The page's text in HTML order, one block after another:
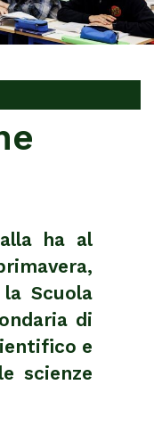
ha al
Scuola
di
e
scienze